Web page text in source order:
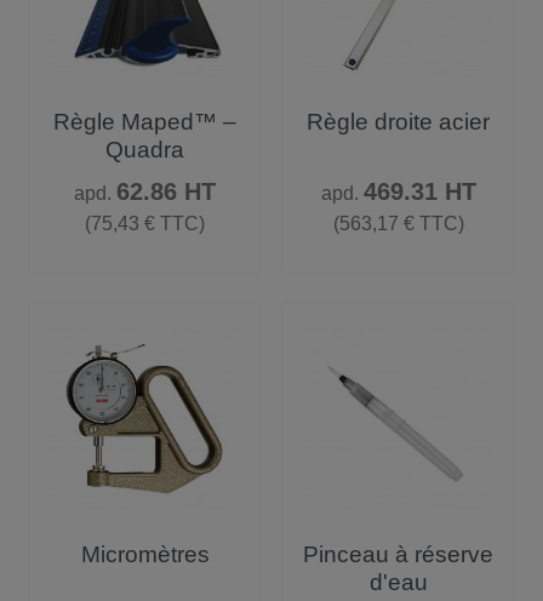
Règle Maped™ –
Quadra
apd. Prix
62.86 HT
(75,43 € TTC)
Règle droite acier
apd. Prix
469.31 HT
(563,17 € TTC)
Micromètres
Pinceau à réserve
d'eau